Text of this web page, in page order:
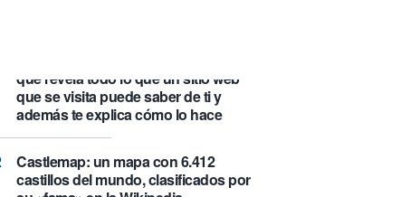
que revela todo lo que un sitio web
que se visita puede saber de ti y
además te explica cómo lo hace
Castlemap: un mapa con 6.412
castillos del mundo, clasificados por